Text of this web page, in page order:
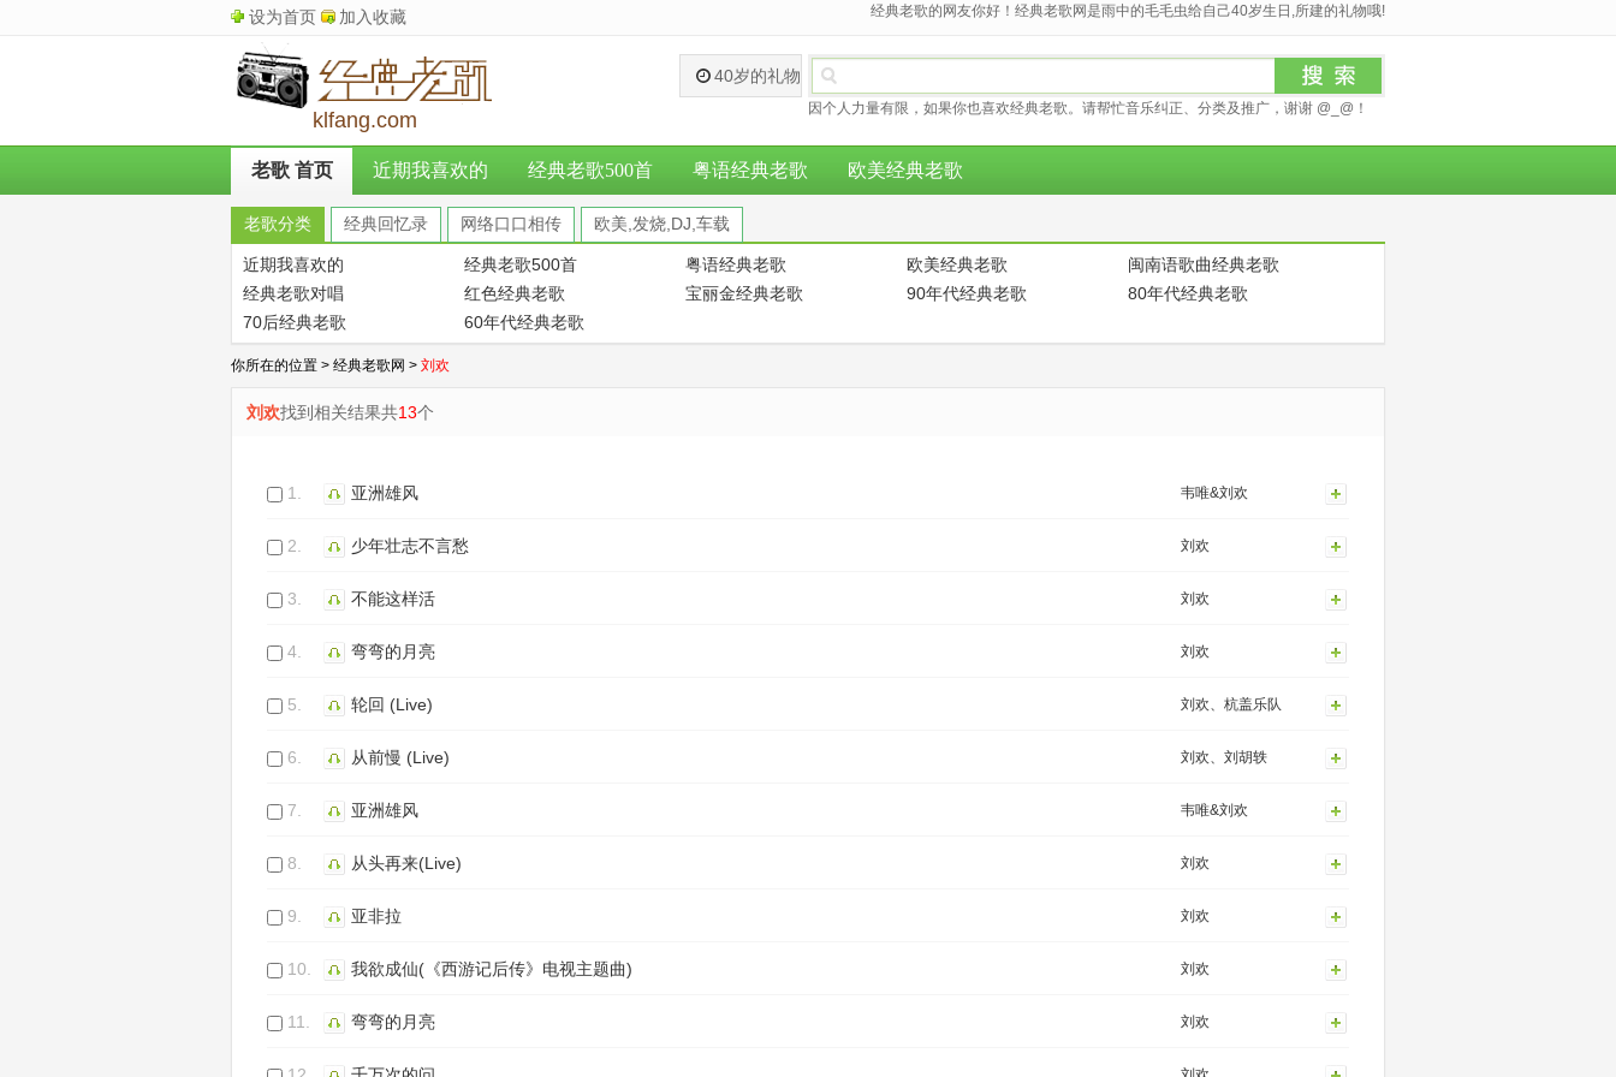
设为首页 加入收藏 经典老歌的网友你好！经典老歌网是雨中的毛毛虫给自己40岁生日,所建的礼物哦!
klfang.com
40岁的礼物
因个人力量有限，如果你也喜欢经典老歌。请帮忙音乐纠正、分类及推广，谢谢 @_@！
老歌 首页 近期我喜欢的 经典老歌500首 粤语经典老歌 欧美经典老歌
老歌分类 经典回忆录 网络口口相传 欧美,发烧,DJ,车载
近期我喜欢的 经典老歌500首 粤语经典老歌 欧美经典老歌
闽南语歌曲经典老歌
经典老歌对唱
红色经典老歌 宝丽金经典老歌 90年代经典老歌
80年代经典老歌
70后经典老歌
60年代经典老歌
你所在的位置 > 经典老歌网 > 刘欢
刘欢找到相关结果共13个
1. 亚洲雄风 韦唯&刘欢
2. 少年壮志不言愁 刘欢
3. 不能这样活 刘欢
4. 弯弯的月亮 刘欢
5. 轮回 (Live) 刘欢、杭盖乐队
6. 从前慢 (Live) 刘欢、刘胡轶
7. 亚洲雄风 韦唯&刘欢
8. 从头再来(Live) 刘欢
9. 亚非拉 刘欢
10. 我欲成仙(《西游记后传》电视主题曲) 刘欢
11. 弯弯的月亮 刘欢